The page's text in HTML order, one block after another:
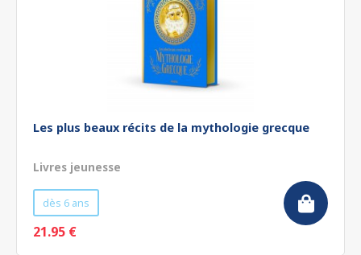
Les plus beaux récits de la mythologie grecque
Livres jeunesse
dès 6 ans
21.95 €